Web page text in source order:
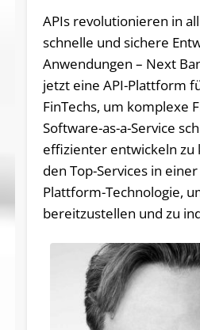
APIs revolutionieren in
schnelle und sichere
Anwendungen – Next
jetzt eine API-Plattform
FinTechs, um komplexe
Software-as-a-Service
effizienter entwickeln zu
den Top-Services in
Plattform-Technologie,
bereitzustellen und zu